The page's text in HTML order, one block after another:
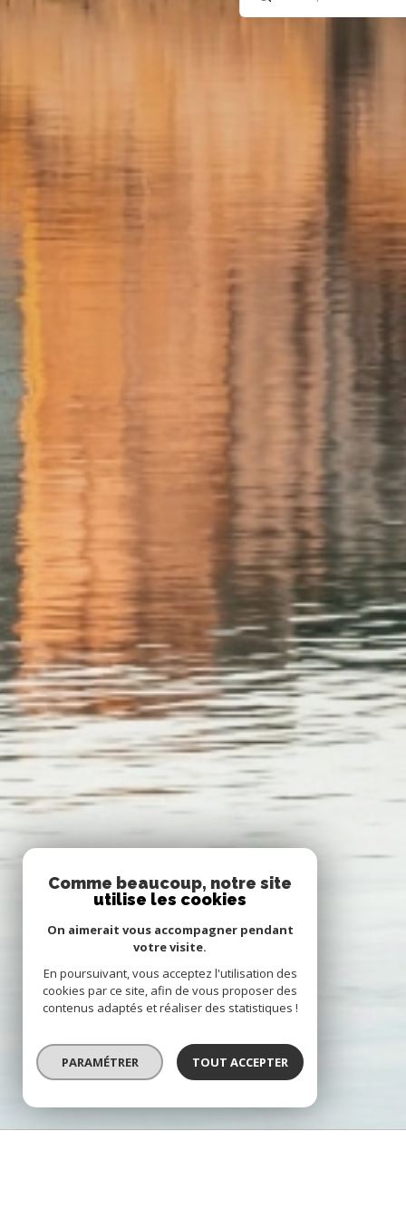
Comme beaucoup, notre site
utilise les cookies
On aimerait vous accompagner pendant
votre visite.
En poursuivant, vous acceptez l'utilisation des
cookies par ce site, afin de vous proposer des
contenus adaptés et réaliser des statistiques !
PARAMÉTRER TOUT ACCEPTER